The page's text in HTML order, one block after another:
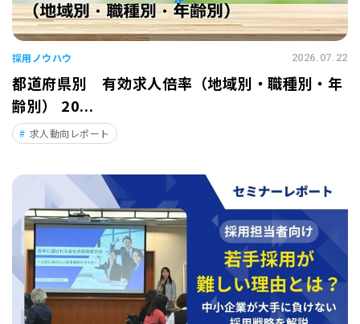
採用ノウハウ 2026.07.22
都道府県別 有効求人倍率（地域別・職種別・年
齢別） 20...
求人動向レポート